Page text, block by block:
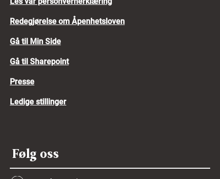
Redegjørelse om Åpenhetsloven
Gå til Min Side
Gå til Sharepoint
Presse
Ledige stillinger
Følg oss